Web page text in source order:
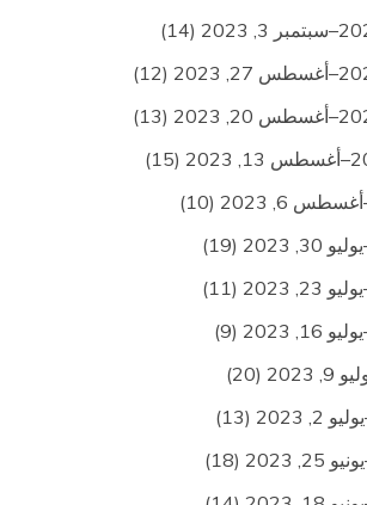
(14)
(12)
(13)
(15)
(10)
(19)
(11)
(9)
(20)
(13)
(18)